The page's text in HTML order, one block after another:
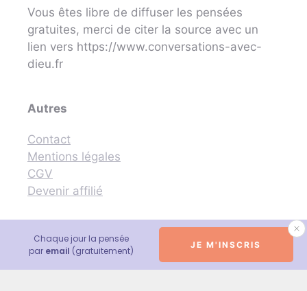
Vous êtes libre de diffuser les pensées
gratuites, merci de citer la source avec un
lien vers https://www.conversations-avec-
dieu.fr
Autres
Contact
Mentions légales
CGV
Devenir affilié
© 2026 Conversations avec Dieu - Neale Donald Walsch
Chaque jour la pensée
par email (gratuitement) JE M'INSCRIS